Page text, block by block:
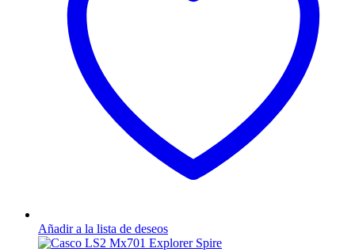
Añadir a la lista de deseos